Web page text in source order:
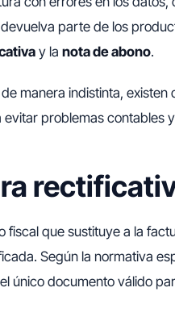
parte de los
y la nota de abono.
manera indistinta,
problemas contables
fiscal que sustituye a la
Según la normativa
único documento válido